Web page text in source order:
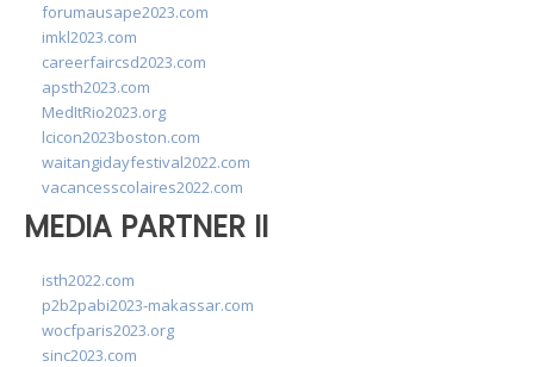
forumausape2023.com
imkl2023.com
careerfaircsd2023.com
apsth2023.com
MedItRio2023.org
lcicon2023boston.com
waitangidayfestival2022.com
vacancesscolaires2022.com
MEDIA PARTNER II
isth2022.com
p2b2pabi2023-makassar.com
wocfparis2023.org
sinc2023.com